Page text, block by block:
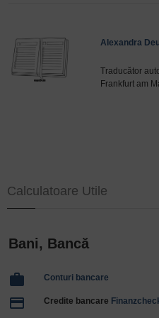
Alexandra
Traducător
Frankfurt am
Calculatoare Utile
Bani, Bancă
work Conturi bancare
payment Credite bancare